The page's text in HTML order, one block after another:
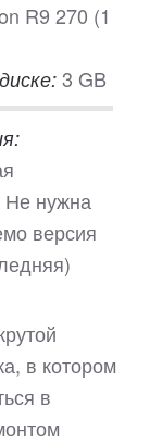
R9 270 (1
3 GB
Не нужна
версия
в котором
в